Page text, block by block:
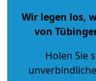
Wir legen los,
von
Holen Sie